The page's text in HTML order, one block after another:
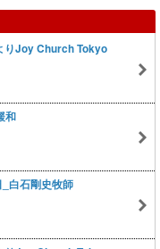
りJoy Church Tokyo
和
白石剛史牧師